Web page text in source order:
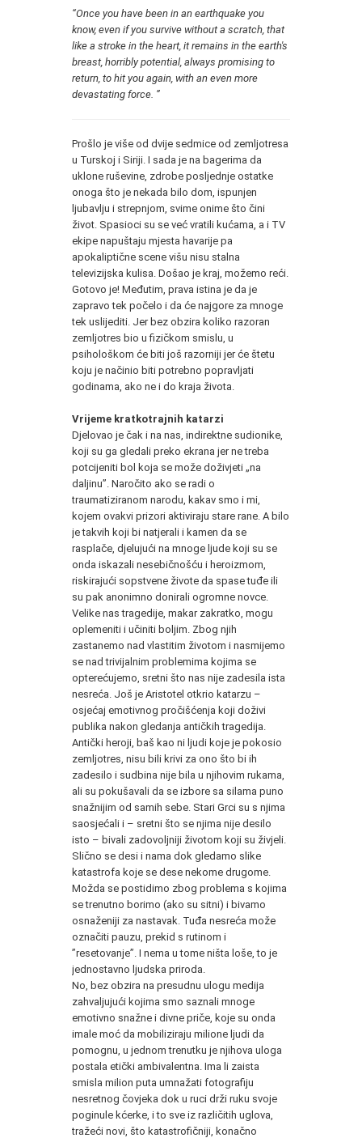
“Once you have been in an earthquake you
know, even if you survive without a scratch, that
like a stroke in the heart, it remains in the earth's
breast, horribly potential, always promising to
return, to hit you again, with an even more
devastating force. ”
Prošlo je više od dvije sedmice od zemljotresa
u Turskoj i Siriji. I sada je na bagerima da
uklone ruševine, zdrobe posljednje ostatke
onoga što je nekada bilo dom, ispunjen
ljubavlju i strepnjom, svime onime što čini
život. Spasioci su se već vratili kućama, a i TV
ekipe napuštaju mjesta havarije pa
apokaliptične scene višu nisu stalna
televizijska kulisa. Došao je kraj, možemo reći.
Gotovo je! Međutim, prava istina je da je
zapravo tek počelo i da će najgore za mnoge
tek uslijediti. Jer bez obzira koliko razoran
zemljotres bio u fizičkom smislu, u
psihološkom će biti još razorniji jer će štetu
koju je načinio biti potrebno popravljati
godinama, ako ne i do kraja života.
Vrijeme kratkotrajnih katarzi
Djelovao je čak i na nas, indirektne sudionike,
koji su ga gledali preko ekrana jer ne treba
potcijeniti bol koja se može doživjeti „na
daljinu”. Naročito ako se radi o
traumatiziranom narodu, kakav smo i mi,
kojem ovakvi prizori aktiviraju stare rane. A bilo
je takvih koji bi natjerali i kamen da se
rasplače, djelujući na mnoge ljude koji su se
onda iskazali nesebičnošću i heroizmom,
riskirajući sopstvene živote da spase tuđe ili
su pak anonimno donirali ogromne novce.
Velike nas tragedije, makar zakratko, mogu
oplemeniti i učiniti boljim. Zbog njih
zastanemo nad vlastitim životom i nasmijemo
se nad trivijalnim problemima kojima se
opterećujemo, sretni što nas nije zadesila ista
nesreća. Još je Aristotel otkrio katarzu –
osjećaj emotivnog pročišćenja koji doživi
publika nakon gledanja antičkih tragedija.
Antički heroji, baš kao ni ljudi koje je pokosio
zemljotres, nisu bili krivi za ono što bi ih
zadesilo i sudbina nije bila u njihovim rukama,
ali su pokušavali da se izbore sa silama puno
snažnijim od samih sebe. Stari Grci su s njima
saosjećali i – sretni što se njima nije desilo
isto – bivali zadovoljniji životom koji su živjeli.
Slično se desi i nama dok gledamo slike
katastrofa koje se dese nekome drugome.
Možda se postidimo zbog problema s kojima
se trenutno borimo (ako su sitni) i bivamo
osnaženiji za nastavak. Tuđa nesreća može
označiti pauzu, prekid s rutinom i
”resetovanje”. I nema u tome ništa loše, to je
jednostavno ljudska priroda.
No, bez obzira na presudnu ulogu medija
zahvaljujući kojima smo saznali mnoge
emotivno snažne i divne priče, koje su onda
imale moć da mobiliziraju milione ljudi da
pomognu, u jednom trenutku je njihova uloga
postala etički ambivalentna. Ima li zaista
smisla milion puta umnažati fotografiju
nesretnog čovjeka dok u ruci drži ruku svoje
poginule kćerke, i to sve iz različitih uglova,
tražeći novi, što katastrofičniji, konačno